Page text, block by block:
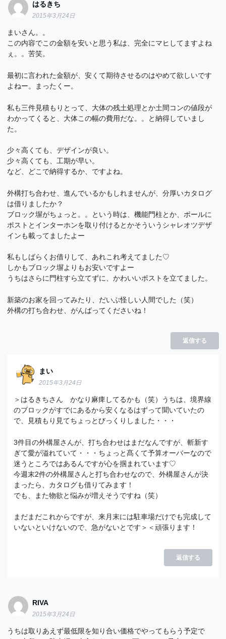
はるきち
2015年3月24日
まいさん。。
この内容でこの金額を安いと思う私は、完全にマヒしてますよね
ぇ。。苦笑。
最初に言われた金額が、安くて期待させるのはやめて欲しいです
よねー。まったくー。
私も三件見積もりとって、大体の残土処理とか土間コンの値段が
わかってくると、大体この幅の費用だな。。と納得していまし
た。
少々高くても、デザインが良い。
少々高くても、工期が早い。
など、どこで納得するか、ですよね。
外構打ち合わせ、進んでいるかもしれませんが、分厚いカタログ
は借りましたか？
ブロック塀がちょっと。。という時は、機能門柱とか、ポールに
ポストとインターホンを取り付けるとかそういうシャレオツデザ
インも載ってましたよー
私もしばらくお借りして、あれこれ考えてました♡
しかもブロック塀よりもお安いですよー
うちはさらに門柱すら立てずに、かわいいポストを立てました。
新築のお家を回ってみたり、だいぶ怪しい人間でした（笑）
外構の打ち合わせ、がんばってくださいね！
返信する
まい
2015年3月24日
＞はるきちさん かなり麻痺してるかも（笑）うちは、境界線
のブロックがすでにあるから安くなるはずって聞いていたの
で、見積もり見てちょっとびっくりしました・・・
3件目の外構屋さんが、打ち合わせはまだなんですが、斬新す
ぎて愛が溢れていて・・・ちょっと髙くて予算オーバーなので
迷うところではあるんですが心を掴まれています♡
今週末2件の外構屋さんと打ち合わせなので、外構屋さんが決
まったら、カタログも借りてみます！
でも、また物欲と悩みが増えそうですね（笑）
まだまだこれからですが、来月末には駐車場だけでも完成して
いないといけないので、急がないとです＞＜頑張ります！
返信する
RIVA
2015年3月24日
うちは取りあえず最低限を知り合い価格でやってもらう予定で